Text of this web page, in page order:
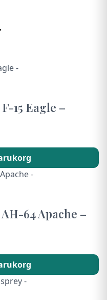
15 Eagle –
64 Apache –